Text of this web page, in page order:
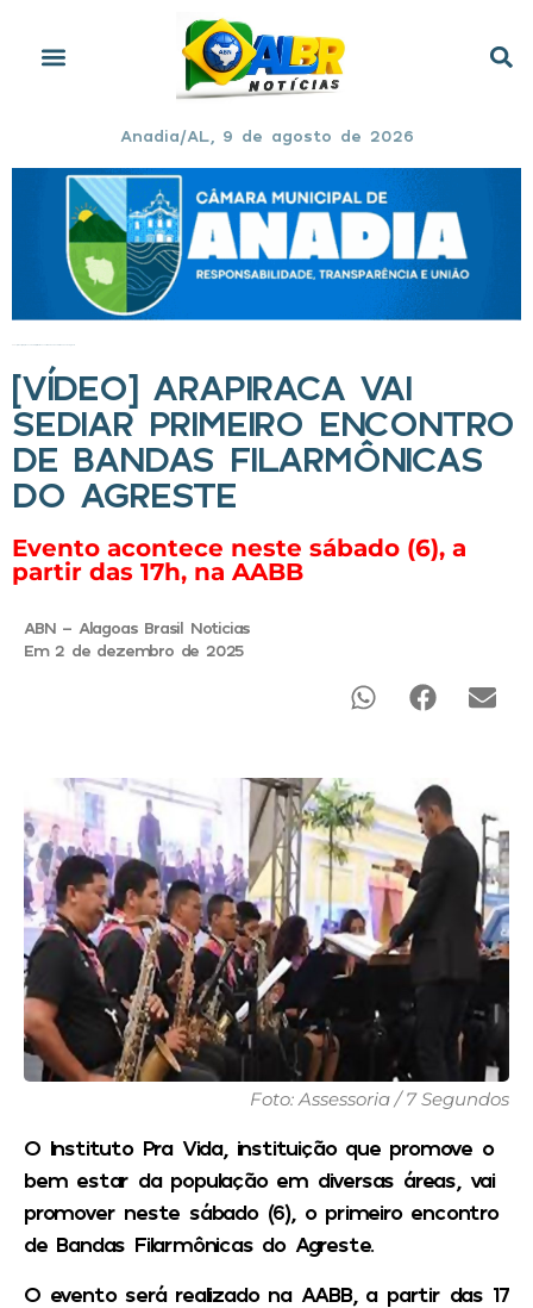
Anadia/AL, 9 de agosto de 2026
[VÍDEO] ARAPIRACA VAI
SEDIAR PRIMEIRO ENCONTRO
DE BANDAS FILARMÔNICAS
DO AGRESTE
Evento acontece neste sábado (6), a
partir das 17h, na AABB
ABN - Alagoas Brasil Noticias
Em 2 de dezembro de 2025
Foto: Assessoria / 7 Segundos
O Instituto Pra Vida, instituição que promove o
bem estar da população em diversas áreas, vai
promover neste sábado (6), o primeiro encontro
de Bandas Filarmônicas do Agreste.
O evento será realizado na AABB, a partir das 17